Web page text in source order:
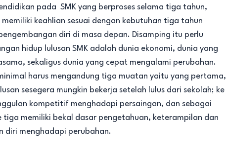
pada SMK yang berproses selama tiga tahun,
keahlian sesuai dengan kebutuhan tiga tahun
diri di masa depan. Disamping itu perlu
hidup lulusan SMK adalah dunia ekonomi, dunia yang
sekaligus dunia yang cepat mengalami perubahan.
harus mengandung tiga muatan yaitu yang pertama,
sesegera mungkin bekerja setelah lulus dari sekolah; ke
kompetitif menghadapi persaingan, dan sebagai
memiliki bekal dasar pengetahuan, keterampilan dan
diri menghadapi perubahan.